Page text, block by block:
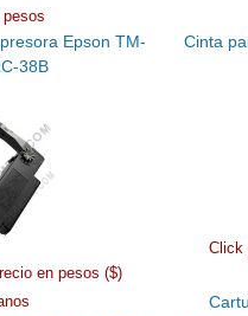
Epson TM-
38B
Cinta
en pesos ($)
Click